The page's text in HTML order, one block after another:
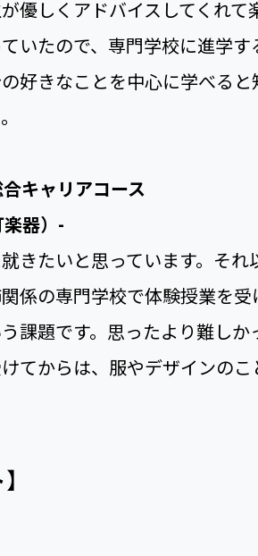
簡単なヘアアレンジを教えて
優しくアドバイスしてくれ
いたので、専門学校に進学
好きなことを中心に学べる
器）-